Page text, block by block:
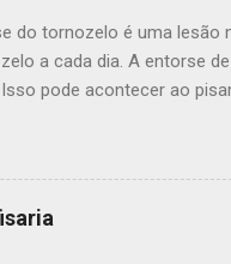
gleno-umeral. Manter
do tornozelo é uma lesão
a cada dia. A entorse
pode acontecer ao
A entorse de tornozelo
Quais ligamentos são
lateral e o ligamento